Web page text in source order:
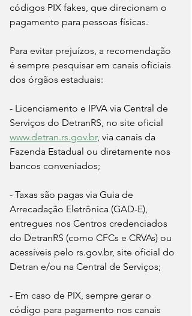
códigos PIX fakes, que direcionam o
pagamento para pessoas físicas.
Para evitar prejuízos, a recomendação
é sempre pesquisar em canais oficiais
dos órgãos estaduais:
- Licenciamento e IPVA via Central de
Serviços do DetranRS, no site oficial
www.detran.rs.gov.br, via canais da
Fazenda Estadual ou diretamente nos
bancos conveniados;
- Taxas são pagas via Guia de
Arrecadação Eletrônica (GAD-E),
entregues nos Centros credenciados
do DetranRS (como CFCs e CRVAs) ou
acessíveis pelo rs.gov.br, site oficial do
Detran e/ou na Central de Serviços;
- Em caso de PIX, sempre gerar o
código para pagamento nos canais